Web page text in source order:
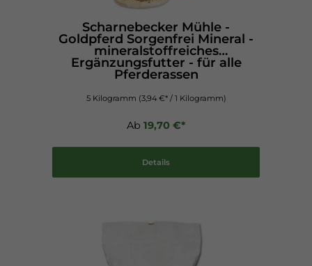
Scharnebecker Mühle -
Goldpferd Sorgenfrei Mineral -
mineralstoffreiches
Ergänzungsfutter - für alle
Pferderassen
5 Kilogramm (3,94 €* / 1 Kilogramm)
Ab 19,70 €*
Details